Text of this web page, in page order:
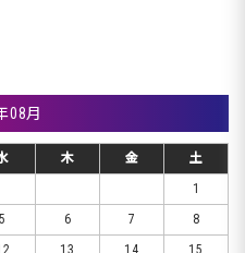
08月
木 金
土
1
5 6 7
8
13 14
15